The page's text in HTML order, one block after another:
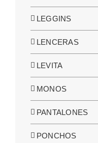
LEGGINS
LENCERAS
LEVITA
MONOS
PANTALONES
PONCHOS